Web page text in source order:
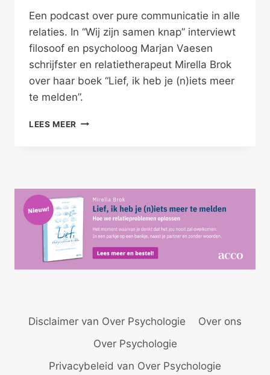
Een podcast over pure communicatie in alle
relaties. In “Wij zijn samen knap” interviewt
filosoof en psycholoog Marjan Vaesen
schrijfster en relatietherapeut Mirella Brok
over haar boek “Lief, ik heb je (n)iets meer
te melden”.
LEES MEER WIJ
Disclaimer van Over Psychologie
Over ons
Over Psychologie
Privacybeleid van Over Psychologie